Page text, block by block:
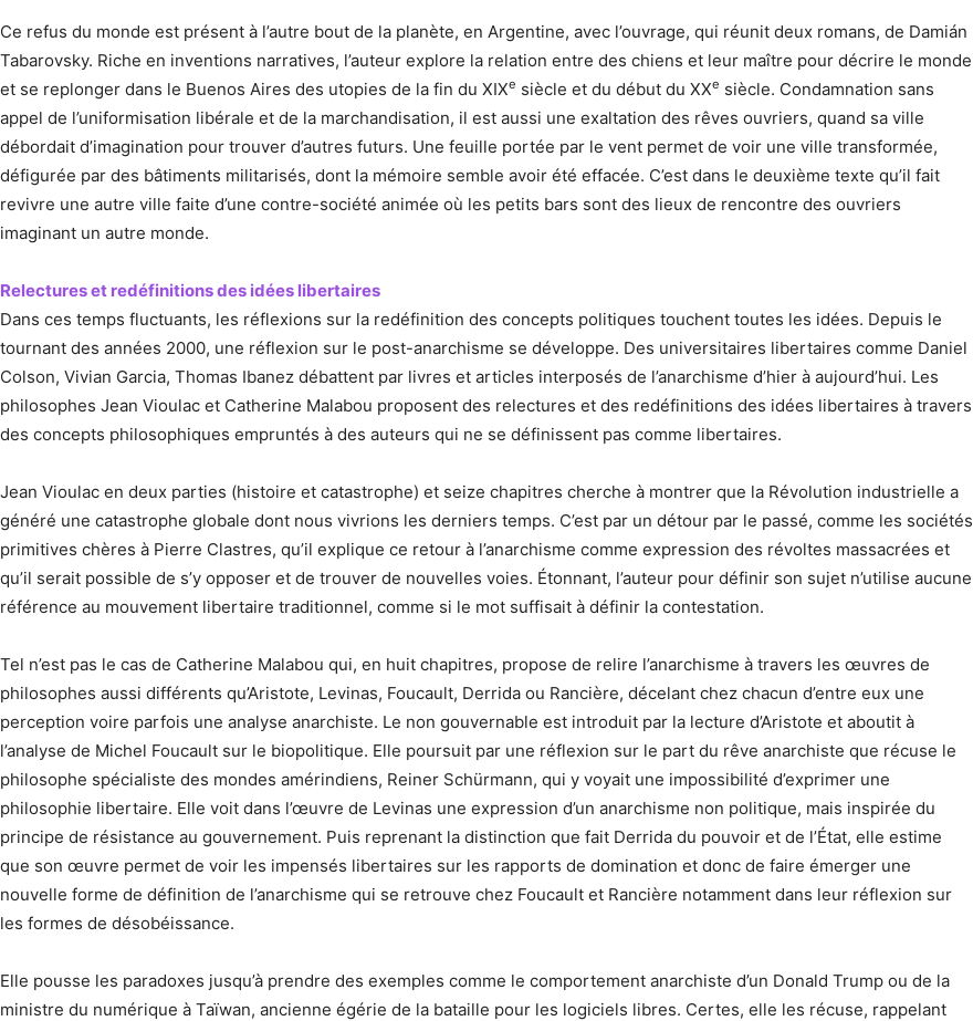
Ce refus du monde est présent à l’autre bout de la planète, en Argentine, avec l’ouvrage, qui réunit deux romans, de Damián
Tabarovsky. Riche en inventions narratives, l’auteur explore la relation entre des chiens et leur maître pour décrire le monde
et se replonger dans le Buenos Aires des utopies de la fin du XIXe siècle et du début du XXe siècle. Condamnation sans
appel de l’uniformisation libérale et de la marchandisation, il est aussi une exaltation des rêves ouvriers, quand sa ville
débordait d’imagination pour trouver d’autres futurs. Une feuille portée par le vent permet de voir une ville transformée,
défigurée par des bâtiments militarisés, dont la mémoire semble avoir été effacée. C’est dans le deuxième texte qu’il fait
revivre une autre ville faite d’une contre-société animée où les petits bars sont des lieux de rencontre des ouvriers
imaginant un autre monde.
Relectures et redéfinitions des idées libertaires
Dans ces temps fluctuants, les réflexions sur la redéfinition des concepts politiques touchent toutes les idées. Depuis le
tournant des années 2000, une réflexion sur le post-anarchisme se développe. Des universitaires libertaires comme Daniel
Colson, Vivian Garcia, Thomas Ibanez débattent par livres et articles interposés de l’anarchisme d’hier à aujourd’hui. Les
philosophes Jean Vioulac et Catherine Malabou proposent des relectures et des redéfinitions des idées libertaires à travers
des concepts philosophiques empruntés à des auteurs qui ne se définissent pas comme libertaires.
Jean Vioulac en deux parties (histoire et catastrophe) et seize chapitres cherche à montrer que la Révolution industrielle a
généré une catastrophe globale dont nous vivrions les derniers temps. C’est par un détour par le passé, comme les sociétés
primitives chères à Pierre Clastres, qu’il explique ce retour à l’anarchisme comme expression des révoltes massacrées et
qu’il serait possible de s’y opposer et de trouver de nouvelles voies. Étonnant, l’auteur pour définir son sujet n’utilise aucune
référence au mouvement libertaire traditionnel, comme si le mot suffisait à définir la contestation.
Tel n’est pas le cas de Catherine Malabou qui, en huit chapitres, propose de relire l’anarchisme à travers les œuvres de
philosophes aussi différents qu’Aristote, Levinas, Foucault, Derrida ou Rancière, décelant chez chacun d’entre eux une
perception voire parfois une analyse anarchiste. Le non gouvernable est introduit par la lecture d’Aristote et aboutit à
l’analyse de Michel Foucault sur le biopolitique. Elle poursuit par une réflexion sur le part du rêve anarchiste que récuse le
philosophe spécialiste des mondes amérindiens, Reiner Schürmann, qui y voyait une impossibilité d’exprimer une
philosophie libertaire. Elle voit dans l’œuvre de Levinas une expression d’un anarchisme non politique, mais inspirée du
principe de résistance au gouvernement. Puis reprenant la distinction que fait Derrida du pouvoir et de l’État, elle estime
que son œuvre permet de voir les impensés libertaires sur les rapports de domination et donc de faire émerger une
nouvelle forme de définition de l’anarchisme qui se retrouve chez Foucault et Rancière notamment dans leur réflexion sur
les formes de désobéissance.
Elle pousse les paradoxes jusqu’à prendre des exemples comme le comportement anarchiste d’un Donald Trump ou de la
ministre du numérique à Taïwan, ancienne égérie de la bataille pour les logiciels libres. Certes, elle les récuse, rappelant